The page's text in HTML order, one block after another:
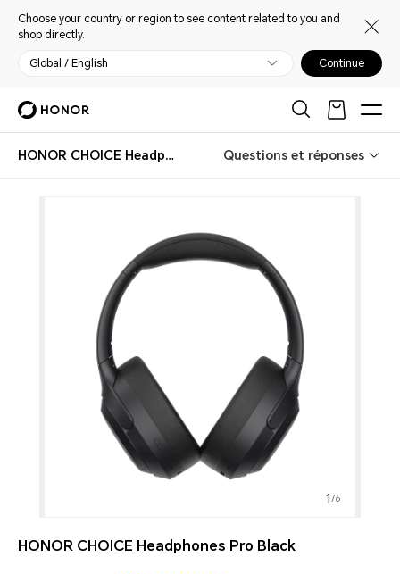
Choose your country or region to see content related to you and
shop directly.
Global / English Continue
HONOR CHOICE Headphones Pro Questions et réponses
1 /6
HONOR CHOICE Headphones Pro Black